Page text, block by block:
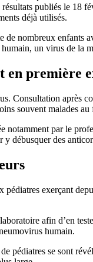
publiés le 18
déjà utilisés.
nombreux enfants
un virus de la
en première
Consultation
souvent malades au
par le
débusquer des
exerçant
afin d’en
humain.
pédiatres se sont